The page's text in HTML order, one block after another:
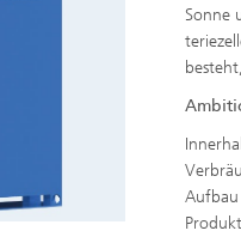
Sonne